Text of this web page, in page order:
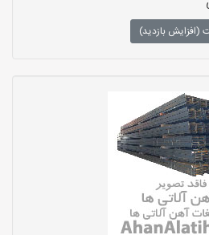
(افزایش بازدید)